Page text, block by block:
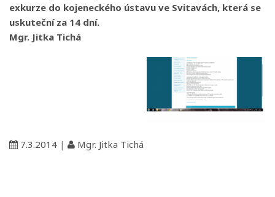
exkurze do kojeneckého ústavu ve Svitavách, která se
uskuteční za 14 dní.
Mgr. Jitka Tichá
7.3.2014 | Mgr. Jitka Tichá